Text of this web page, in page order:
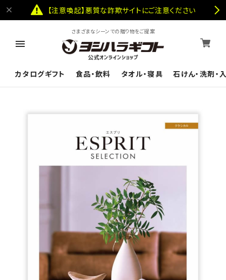
【注意喚起】悪質な詐欺サイトにご注意ください
さまざまなシーンでの贈り物をご提案
カタログギフト 食品・飲料 タオル・寝具 石けん・洗剤・